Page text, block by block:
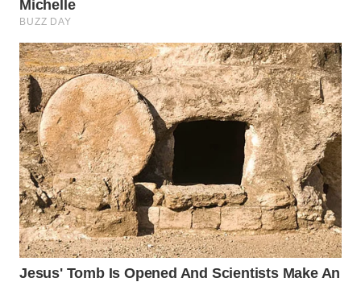
MADURA
WN
SURABAYA
WN
NATUNA
WN
BINTAN
WN